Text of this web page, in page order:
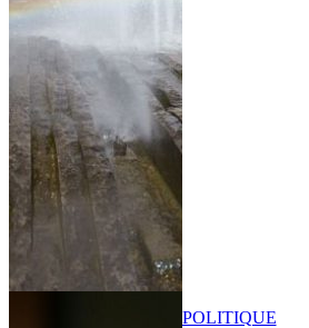
POLITIQUE